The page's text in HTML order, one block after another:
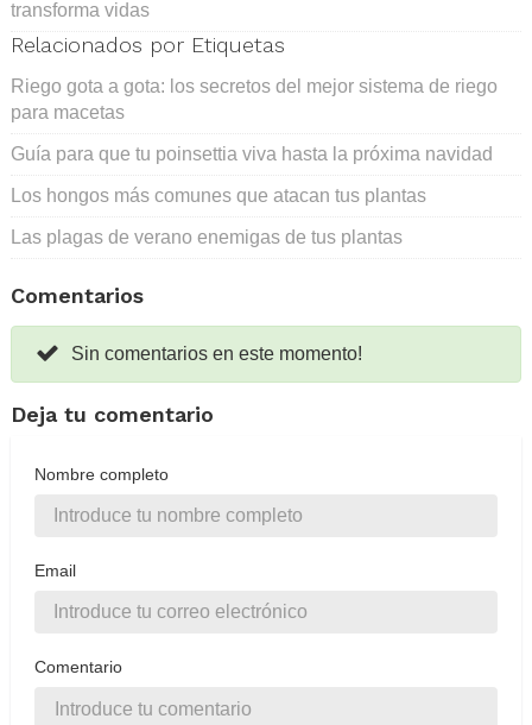
transforma vidas
Relacionados por Etiquetas
Riego gota a gota: los secretos del mejor sistema de riego
para macetas
Guía para que tu poinsettia viva hasta la próxima navidad
Los hongos más comunes que atacan tus plantas
Las plagas de verano enemigas de tus plantas
Comentarios
Sin comentarios en este momento!
Deja tu comentario
Nombre completo
Email
Comentario